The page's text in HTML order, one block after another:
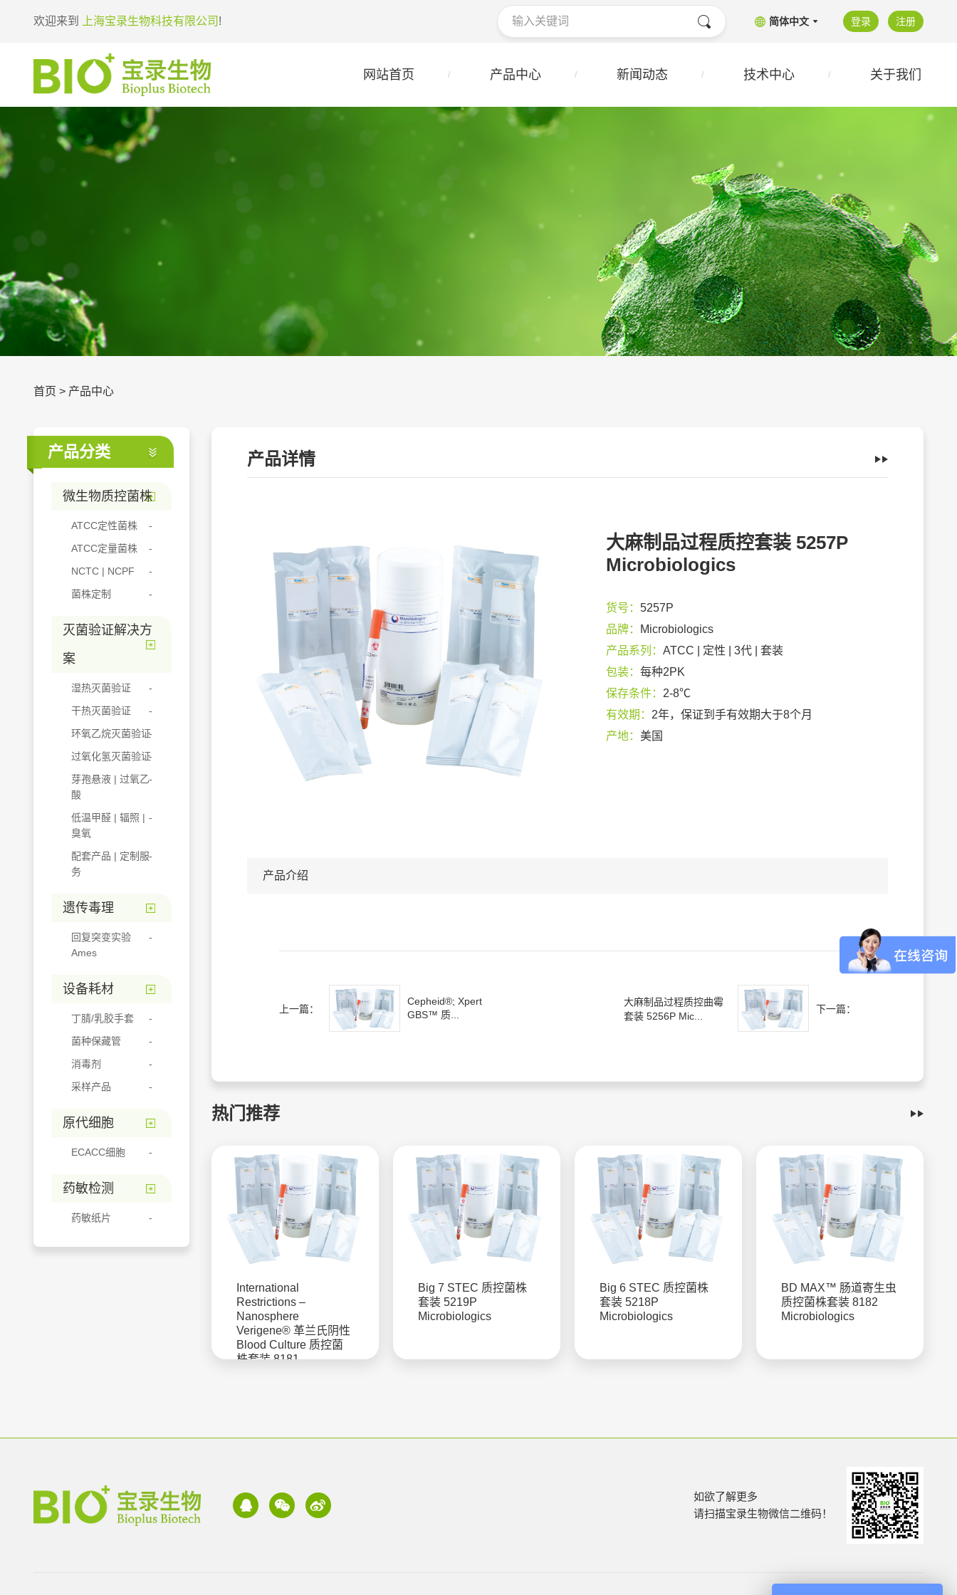
欢迎来到 上海宝录生物科技有限公司 ! 简体中文 登录 注册
网站首页 产品中心 新闻动态 技术中心 关于我们
首页 > 产品中心
产品分类
微生物质控菌株
ATCC定性菌株
ATCC定量菌株
NCTC | NCPF
菌株定制
灭菌验证解决方
案
湿热灭菌验证
干热灭菌验证
环氧乙烷灭菌验证
过氧化氢灭菌验证
芽孢悬液 | 过氧乙
酸
低温甲醛 | 辐照 |
臭氧
配套产品 | 定制服
务
遗传毒理
回复突变实验
Ames
设备耗材
丁腈/乳胶手套
菌种保藏管
消毒剂
采样产品
原代细胞
ECACC细胞
药敏检测
药敏纸片
产品详情
大麻制品过程质控套装 5257P
Microbiologics
货号： 5257P
品牌：
Microbiologics
产品系列： ATCC | 定性 | 3代 | 套装
包装： 每种2PK
保存条件： 2-8℃
有效期： 2年，保证到手有效期大于8个月
产地： 美国
产品介绍
上一篇：
Cepheid®; Xpert
GBS™ 质...
大麻制品过程质控曲霉
套装 5256P Mic...
下一篇：
热门推荐
International
Restrictions –
Nanosphere
Verigene® 革兰氏阴性
Blood Culture 质控菌
株套装 8181
Big 7 STEC 质控菌株
套装 5219P
Microbiologics
Big 6 STEC 质控菌株
套装 5218P
Microbiologics
BD MAX™ 肠道寄生虫
质控菌株套装 8182
Microbiologics
如欲了解更多
请扫描宝录生物微信二维码！